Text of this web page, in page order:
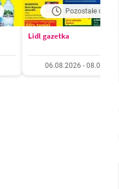
Pozostałe dni: 3
Lidl gazetka
06.08.2026 - 08.08.2026